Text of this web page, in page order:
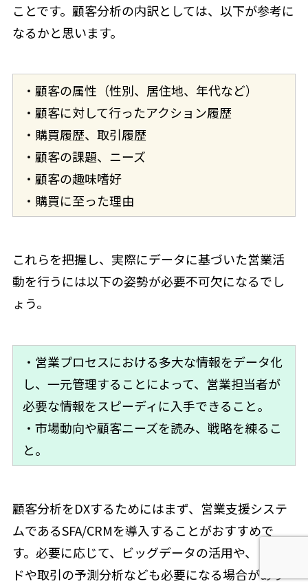
ことです。顧客分析の内訳としては、以下が参考に
なるかと思います。
・顧客の属性（性別、居住地、年代など）
・顧客に対して行ったアクション履歴
・購買履歴、取引履歴
・顧客の課題、ニーズ
・顧客の趣味嗜好
・購買に至った理由
これらを把握し、実際にデータに基づいた営業活
動を行うには以下の姿勢が必要不可欠になるでし
ょう。
・営業プロセスにおける多大な情報をデータ化
し、一元管理することによって、営業担当者が
必要な情報をスピーディに入手できること。
・市場動向や顧客ニーズを読み、戦略を練るこ
と。
顧客分析をDXするためにはまず、営業支援システ
ムであるSFA/CRMを導入することがおすすめで
す。必要に応じて、ビッグデータの活用や、トレン
ドや取引の予測分析なども必要になる場合があり